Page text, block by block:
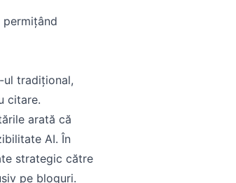
ul tradițional,
citare.
arată că
AI. În
strategic către
pe bloguri.